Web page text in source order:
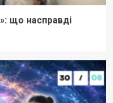
що насправді